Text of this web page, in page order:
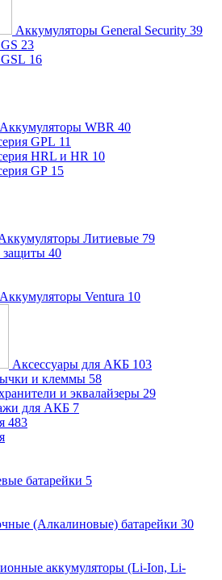
Аккумуляторы General Security 39
23
16
Аккумуляторы WBR 40
GPL 11
HRL и HR 10
GP 15
Литиевые 79
40
Аккумуляторы Ventura 10
Аксессуары для АКБ 103
и клеммы 58
и эквалайзеры 29
для АКБ 7
483
батарейки 5
(Алкалиновые) батарейки 30
аккумуляторы (Li-Ion, Li-